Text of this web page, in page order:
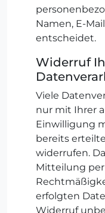
Namen, E-
entscheidet.
Widerruf
Viele
nur mit Ihrer
Einwilligung
bereits
widerrufen.
Mitteilung per
erfolgten
Widerruf